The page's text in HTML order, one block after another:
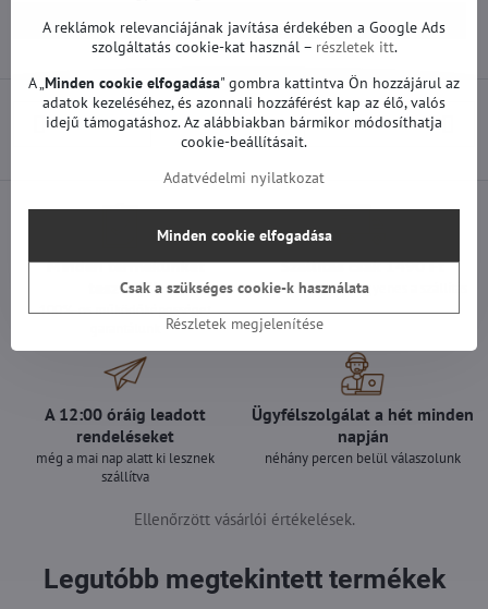
Pótalkatrészek | Samsung TV Alaplapok | Samsung TV
Előző termék Következő termék
Minden termékünket
teszteljük
100%-os működőképességet
Szállítás csak 1490 Ft
25 000 Ft felett ingyenes a szállítás
A 12:00 óráig leadott
rendeléseket
még a mai nap alatt ki lesznek
szállítva
Ügyfélszolgálat a hét minden
napján
néhány percen belül válaszolunk
Ellenőrzött vásárlói értékelések.
Legutóbb megtekintett termékek
A reklámok relevanciájának javítása érdekében a Google Ads
szolgáltatás cookie-kat használ – részletek itt.
A „Minden cookie elfogadása" gombra kattintva Ön hozzájárul az
adatok kezeléséhez, és azonnali hozzáférést kap az élő, valós
idejű támogatáshoz. Az alábbiakban bármikor módosíthatja
cookie-beállításait.
Adatvédelmi nyilatkozat
Részletek megjelenítése
Minden cookie elfogadása
Csak a szükséges cookie-k használata